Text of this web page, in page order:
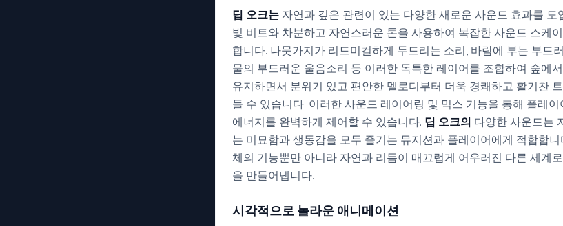
딥 오크는 자연과 깊은 관련이 있는 다양한 새로운 사운드 효과를 도
빛 비트와 차분하고 자연스러운 톤을 사용하여 복잡한 사운드 스케
합니다. 나뭇가지가 리드미컬하게 두드리는 소리, 바람에 부는 부드
물의 부드러운 울음소리 등 이러한 독특한 레이어를 조합하여 숲에
유지하면서 분위기 있고 편안한 멜로디부터 더욱 경쾌하고 활기찬
들 수 있습니다. 이러한 사운드 레이어링 및 믹스 기능을 통해 플레
에너지를 완벽하게 제어할 수 있습니다. 딥 오크의 다양한 사운드는
는 미묘함과 생동감을 모두 즐기는 뮤지션과 플레이어에게 적합합
체의 기능뿐만 아니라 자연과 리듬이 매끄럽게 어우러진 다른 세계
을 만들어냅니다.
시각적으로 놀라운 애니메이션